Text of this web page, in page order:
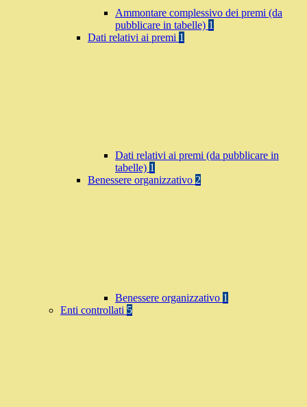
Ammontare complessivo dei premi (da
pubblicare in tabelle) 1
Dati relativi ai premi 1
Dati relativi ai premi (da pubblicare in
tabelle) 1
Benessere organizzativo 2
Benessere organizzativo 1
Enti controllati 5